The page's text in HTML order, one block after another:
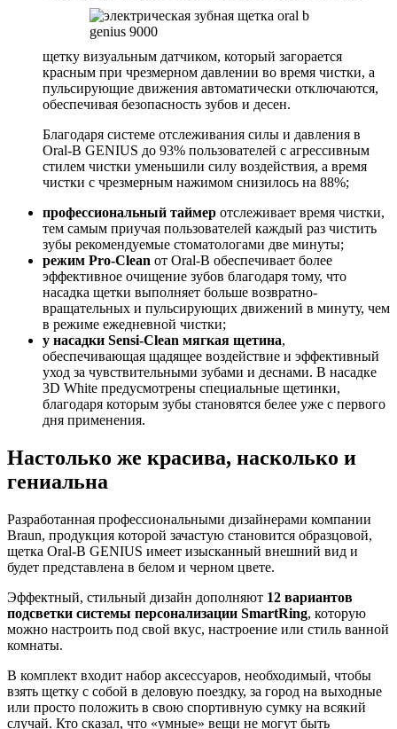
щетку визуальным датчиком, который загорается
красным при чрезмерном давлении во время чистки, а
пульсирующие движения автоматически отключаются,
обеспечивая безопасность зубов и десен.
Благодаря системе отслеживания силы и давления в
Oral-B GENIUS до 93% пользователей с агрессивным
стилем чистки уменьшили силу воздействия, а время
чистки с чрезмерным нажимом снизилось на 88%;
профессиональный таймер отслеживает время чистки,
тем самым приучая пользователей каждый раз чистить
зубы рекомендуемые стоматологами две минуты;
режим Pro-Clean от Oral-B обеспечивает более
эффективное очищение зубов благодаря тому, что
насадка щетки выполняет больше возвратно-
вращательных и пульсирующих движений в минуту, чем
в режиме ежедневной чистки;
у насадки Sensi-Clean мягкая щетина,
обеспечивающая щадящее воздействие и эффективный
уход за чувствительными зубами и деснами. В насадке
3D White предусмотрены специальные щетинки,
благодаря которым зубы становятся белее уже с первого
дня применения.
Настолько же красива, насколько и
гениальна
Разработанная профессиональными дизайнерами компании
Braun, продукция которой зачастую становится образцовой,
щетка Oral-B GENIUS имеет изысканный внешний вид и
будет представлена в белом и черном цвете.
Эффектный, стильный дизайн дополняют 12 вариантов
подсветки системы персонализации SmartRing, которую
можно настроить под свой вкус, настроение или стиль ванной
комнаты.
В комплект входит набор аксессуаров, необходимый, чтобы
взять щетку с собой в деловую поездку, за город на выходные
или просто положить в свою спортивную сумку на всякий
случай. Кто сказал, что «умные» вещи не могут быть